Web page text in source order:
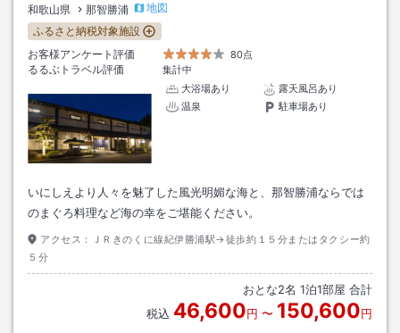
和歌山県 那智勝浦
地図
ふるさと納税対象施設
お客様アンケート評価
80点
るるぶトラベル評価
集計中
大浴場あり
露天風呂あり
温泉
駐車場あり
いにしえより人々を魅了した風光明媚な海と、那智勝浦ならでは
のまぐろ料理など海の幸をご堪能ください。
アクセス：
ＪＲきのくに線紀伊勝浦駅→徒歩約１５分またはタクシー約
５分
おとな2名 1泊1部屋 合計
税込 46,600円 〜 150,600円